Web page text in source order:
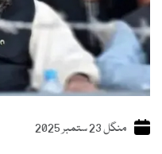
منگل 23 ستمبر 2025